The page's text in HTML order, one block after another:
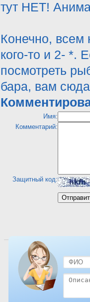
тут НЕТ!
Конечно, всем
кого-то и 2- *.
посмотреть
бара, вам
Имя:
Комментарий:
Защитный код:
Посмотреть отель